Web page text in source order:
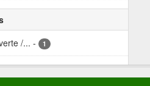
/... - 1